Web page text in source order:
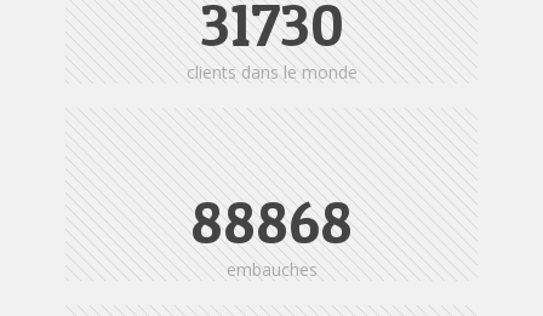
31730
clients dans le monde
88868
embauches